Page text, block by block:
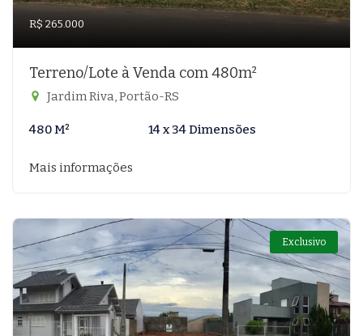
R$ 265.000
Terreno/Lote à Venda com 480m²
Jardim Riva, Portão-RS
480 M² 14 x 34 Dimensões
Mais informações
Exclusivo